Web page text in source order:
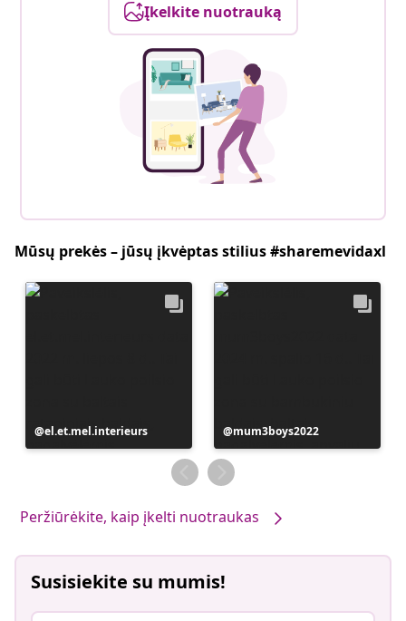
Įkelkite nuotrauką
Mūsų prekės – jūsų įkvėptas stilius #sharemevidaxl
Įrašą
paskelbė
el.et.mel.interieurs
Įrašą
paskelbė
mum3boys2022
Peržiūrėkite, kaip įkelti nuotraukas
Susisiekite su mumis!